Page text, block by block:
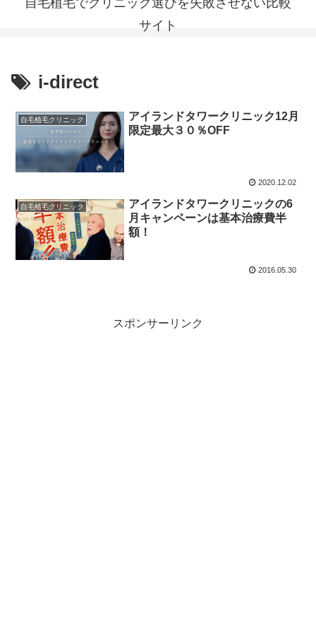
自毛植毛でクリニック選びを失敗させない比較
サイト
i-direct
自毛植毛クリニック
アイランドタワークリニック12月
限定最大３０％OFF
2020.12.02
自毛植毛クリニック
アイランドタワークリニックの6
月キャンペーンは基本治療費半
額！
2016.05.30
スポンサーリンク